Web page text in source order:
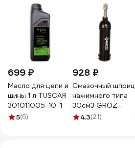
699 ₽
Масло для цепи и
шины 1 л TUSCAR
301011005-10-1
5(6)
928 ₽
Смазочный шприц
нажимного типа
30см3 GROZ
GR43100 - G6P
4.3(21)